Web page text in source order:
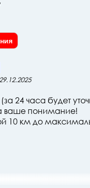
24 часа будет
ваше понимание!
10 км до